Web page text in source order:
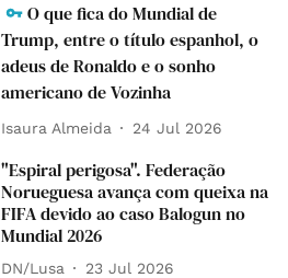
O que fica do Mundial de
Trump, entre o título espanhol, o
adeus de Ronaldo e o sonho
americano de Vozinha
Isaura Almeida 24 Jul 2026
"Espiral perigosa". Federação
Norueguesa avança com queixa na
FIFA devido ao caso Balogun no
Mundial 2026
DN/Lusa 23 Jul 2026